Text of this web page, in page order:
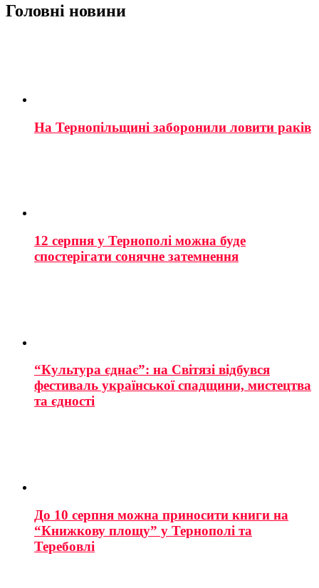
Головні новини
На Тернопільщині заборонили ловити раків
12 серпня у Тернополі можна буде
спостерігати сонячне затемнення
“Культура єднає”: на Світязі відбувся
фестиваль української спадщини, мистецтва
та єдності
До 10 серпня можна приносити книги на
“Книжкову площу” у Тернополі та
Теребовлі